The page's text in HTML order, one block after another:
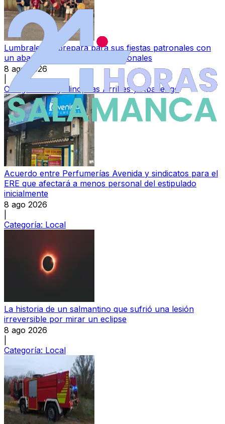
Lumbrales se prepara para sus fiestas patronales con
un abanico de actividades tradicionales
8 ago 2026
Categoría:
Vitigudino, Las Arribes y Abadengo
Acuerdo entre Perfumerías Avenida y sindicatos para el
ERE que afectará a menos personal del estipulado
inicialmente
8 ago 2026
Categoría: Local
La historia de un salmantino que sufrió una lesión
irreversible por mirar un eclipse
8 ago 2026
Categoría: Local